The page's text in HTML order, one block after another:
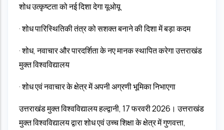
शोध उत्कृष्टता को नई दिशा देगा यूओयू
· शोध पारिस्थितिकी तंत्र को सशक्त बनाने की दिशा में बड़ा कदम
· शोध, नवाचार और पारदर्शिता के नए मानक स्थापित करेगा उत्तराखंड
मुक्त विश्वविद्यालय
· शोध एवं नवाचार के क्षेत्र में अपनी अग्रणी भूमिका निभाएगा
उत्तराखंड मुक्त विश्वविद्यालय हल्द्वानी, 17 फरवरी 2026। उत्तराखंड
मुक्त विश्वविद्यालय द्वारा शोध एवं उच्च शिक्षा के क्षेत्र में गुणवत्ता,